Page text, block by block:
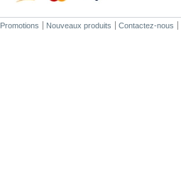
Promotions Nouveaux produits Contactez-nous